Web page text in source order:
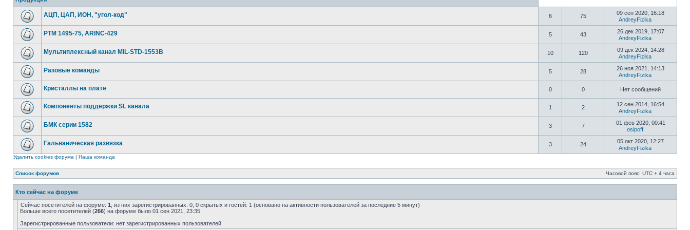
АЦП, ЦАП, ИОН, "угол-код" 6 75
09 сен 2020, 16:18
AndreyFizika
РТМ 1495-75, ARINC-429 5 43
26 дек 2019, 17:07
AndreyFizika
Мультиплексный канал MIL-STD-1553B 10 120
09 дек 2024, 14:28
AndreyFizika
Разовые команды 5 28
26 ноя 2021, 14:13
AndreyFizika
Кристаллы на плате 0 0 Нет сообщений
Компоненты поддержки SL канала 1 2
12 сен 2014, 16:54
AndreyFizika
БМК серии 1582 3 7
01 фев 2020, 00:41
osipoff
Гальваническая развязка 3 24
05 окт 2020, 12:27
AndreyFizika
Удалить cookies форума | Наша команда
Список форумов Часовой пояс: UTC + 4 часа
Кто сейчас на форуме
Сейчас посетителей на форуме: 1 , из них зарегистрированных: 0, 0 скрытых и гостей: 1 (основано на активности пользователей за последние 5 минут)
Больше всего посетителей (266) на форуме было 01 сен 2021, 23:35
Зарегистрированные пользователи: нет зарегистрированных пользователей